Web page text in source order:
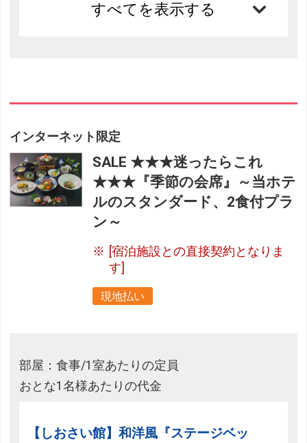
すべてを表示する
インターネット限定
SALE ★★★迷ったらこれ
★★★『季節の会席』～当ホテ
ルのスタンダード、2食付プラ
ン～
[宿泊施設との直接契約となりま
す]
現地払い
部屋：食事/1室あたりの定員
おとな1名様あたりの代金
【しおさい館】和洋風『ステージベッ